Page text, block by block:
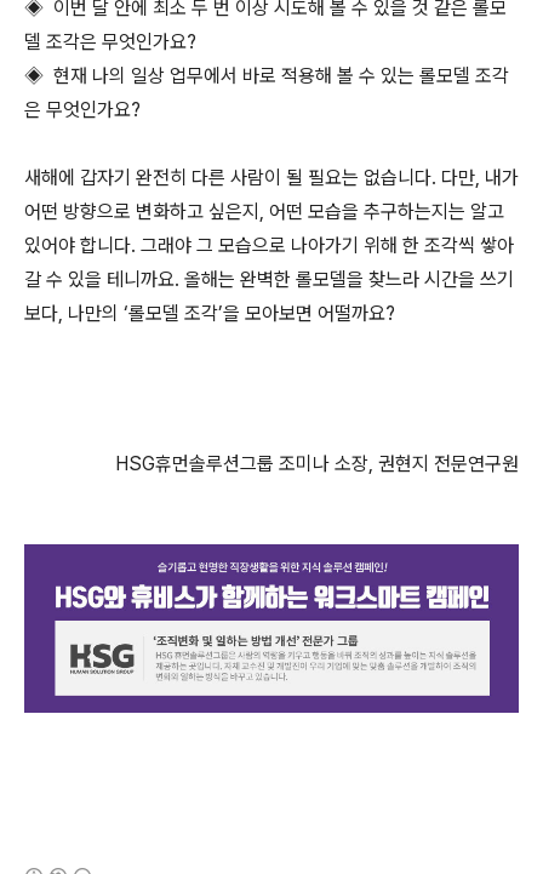
◈ 이번 달 안에 최소 두 번 이상 시도해 볼 수 있을 것 같은 롤모
델 조각은 무엇인가요?
◈ 현재 나의 일상 업무에서 바로 적용해 볼 수 있는 롤모델 조각
은 무엇인가요?
새해에 갑자기 완전히 다른 사람이 될 필요는 없습니다. 다만, 내가
어떤 방향으로 변화하고 싶은지, 어떤 모습을 추구하는지는 알고
있어야 합니다. 그래야 그 모습으로 나아가기 위해 한 조각씩 쌓아
갈 수 있을 테니까요. 올해는 완벽한 롤모델을 찾느라 시간을 쓰기
보다, 나만의 ‘롤모델 조각’을 모아보면 어떨까요?
HSG휴먼솔루션그룹 조미나 소장, 권현지 전문연구원